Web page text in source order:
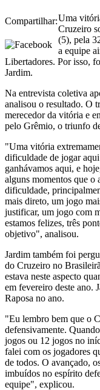
Compartilhar:Uma
Cruzeiro
(5), pela
a equipe
Libertadores. Por isso,
Jardim.
Na entrevista coletiva
analisou o resultado. O
merecedor da vitória e
pelo Grêmio, o triunfo
"Uma vitória
dificuldade de jogar
ganhávamos aqui, e
alguns momentos que o
dificuldade,
mais direto, um jogo
justificar, um jogo com
estamos felizes, três
objetivo", analisou.
Jardim também foi
do Cruzeiro no
estava neste aspecto
em fevereiro deste ano.
Raposa no ano.
"Eu lembro bem que o
defensivamente.
jogos ou 12 jogos no
falei com os jogadores
de todos. O avançado,
imbuídos no espírito
equipe", explicou.